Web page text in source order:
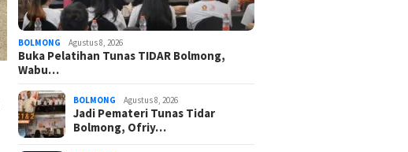
BOLMONG Agustus 8, 2026
Buka Pelatihan Tunas TIDAR Bolmong,
Wabu…
BOLMONG Agustus 8, 2026
Jadi Pemateri Tunas Tidar
Bolmong, Ofriy…